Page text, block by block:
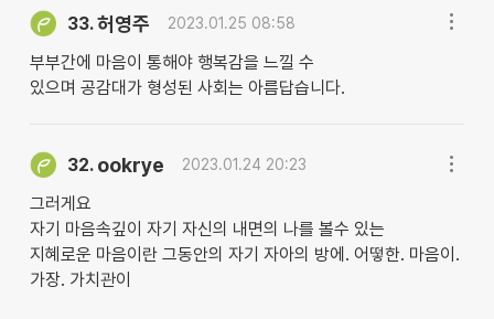
33.허영주 2023.01.25 08:58
부부간에 마음이 통해야 행복감을 느낄 수
있으며 공감대가 형성된 사회는 아름답습니다.
32. ookrye 2023.01.24 20:23
그러게요
자기 마음속깊이 자기 자신의 내면의 나를 볼수 있는
지혜로운 마음이란 그동안의 자기 자아의 방에. 어떻한. 마음이.
가장. 가치관이